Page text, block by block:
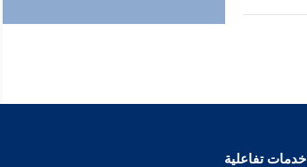
خدمات تفاعلية